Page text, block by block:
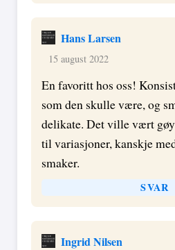
Hans Larsen
15 august 2022
En favoritt hos oss!
som den skulle være, og
delikate. Det ville vært
til variasjoner, kanskje
smaker.
SVAR
Ingrid Nilsen